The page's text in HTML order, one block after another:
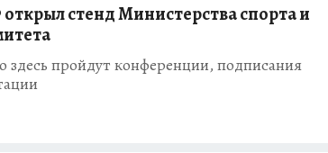
стенд Министерства спорта и
здесь пройдут конференции, подписания